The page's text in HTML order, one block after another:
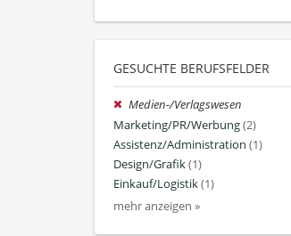
GESUCHTE BERUFSFELDER
Medien-/Verlagswesen
Marketing/PR/Werbung(2)
Assistenz/Administration (1)
Design/Grafik(1)
Einkauf/Logistik(1)
mehr anzeigen »